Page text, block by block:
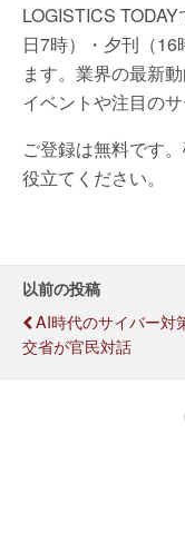
LOGISTICS
日7時）・夕刊（
ます。業界の最新
イベントや注目の
ご登録は無料です
役立てください。
以前の投稿
AI時代のサイバー対
交省が官民対話